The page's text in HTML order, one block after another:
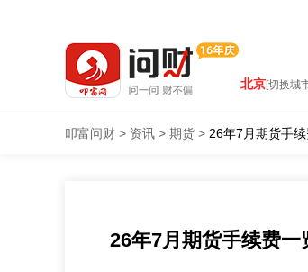
北京[切换城
叩富问财 > 资讯 > 期货 > 26年7月期货手
26年7月期货手续费